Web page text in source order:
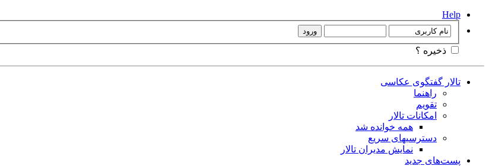
Help
ذخیره ؟
تالار گفتگوی عکاسی
راهنما
تقویم
امکانات تالار
همه خوانده شد
دسترسیهای سریع
نمایش مدیران تالار
پست‌های جدید